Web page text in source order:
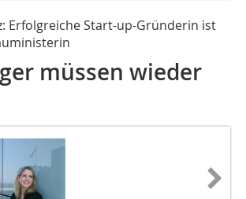
Erfolgreiche Start-up-Gründerin ist
müssen wieder